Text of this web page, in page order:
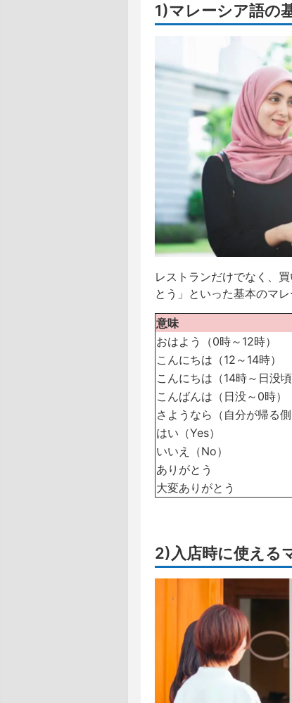
1)マレーシア語の
レストランだけでなく、
とう」といった基本のマレ
意味
おはよう（0時～12時）
こんにちは（12～14時）
こんにちは（14時～日没頃
こんばんは（日没～0時）
さようなら（自分が帰る側
はい（Yes）
いいえ（No）
ありがとう
大変ありがとう
2)入店時に使える